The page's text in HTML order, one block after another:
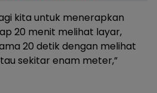
kita untuk menerapkan
20 menit melihat layar,
20 detik dengan melihat
sekitar enam meter,”